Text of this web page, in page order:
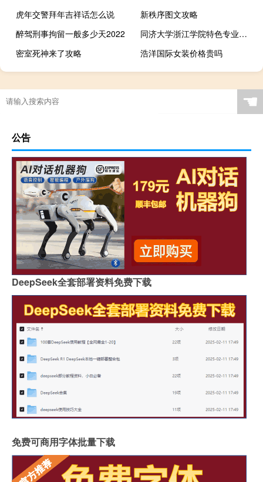
虎年交警拜年吉祥话怎么说
新秩序图文攻略
醉驾刑事拘留一般多少天2022
同济大学浙江学院特色专业建设点有哪些
密室死神来了攻略
浩洋国际女装价格贵吗
☚
公告
DeepSeek全套部署资料免费下载
免费可商用字体批量下载